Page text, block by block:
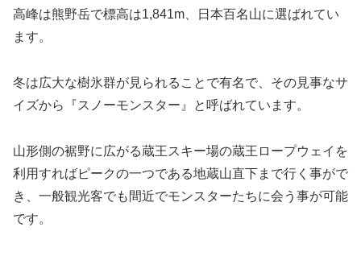
高峰は熊野岳で標高は1,841m、日本百名山に選ばれてい
ます。
冬は広大な樹氷群が見られることで有名で、その見事なサ
イズから『スノーモンスター』と呼ばれています。
山形側の裾野に広がる蔵王スキー場の蔵王ロープウェイを
利用すればピークの一つである地蔵山直下まで行く事がで
き、一般観光客でも間近でモンスターたちに会う事が可能
です。